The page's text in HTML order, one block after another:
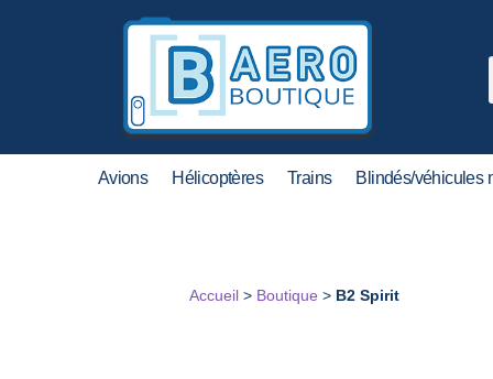
Avions Hélicoptères Trains Blindés/véhicules
Accueil > Boutique > B2 Spirit